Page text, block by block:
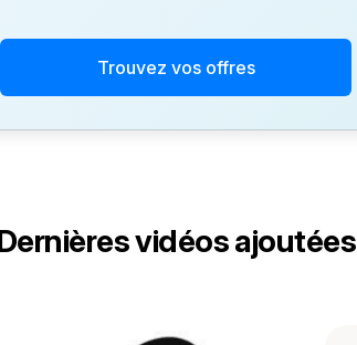
Trouvez vos offres
vidéos ajoutées